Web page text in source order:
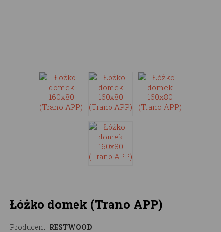
Łóżko domek (Trano APP)
Producent: RESTWOOD